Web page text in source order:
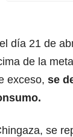
día 21 de
de la
exceso, se
se